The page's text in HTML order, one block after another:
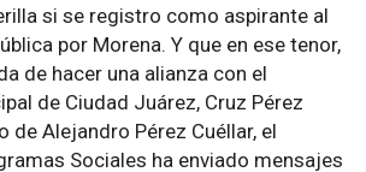
si se registro como aspirante al
por Morena. Y que en ese tenor,
de hacer una alianza con el
de Ciudad Juárez, Cruz Pérez
de Alejandro Pérez Cuéllar, el
Sociales ha enviado mensajes